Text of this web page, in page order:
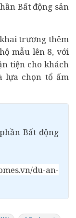
Bất động sản
trương thêm
mẫu lên 8, với
tiện cho khách
lựa chọn tổ ấm
Bất động
du-an-